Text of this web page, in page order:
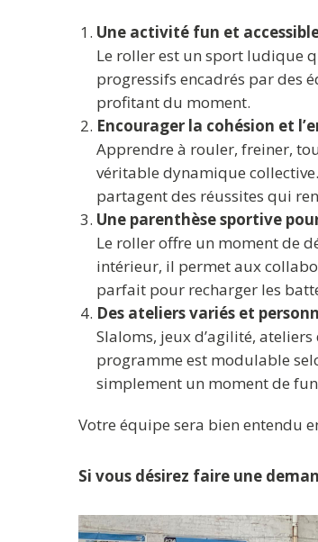
Une activité fun et
Le roller est un sport ludique
progressifs encadrés par des
profitant du moment.
Encourager la cohésion et
Apprendre à rouler, freiner,
véritable dynamique
partagent des réussites qui
Une parenthèse sportive
Le roller offre un moment de
intérieur, il permet aux
parfait pour recharger les
Des ateliers variés et
Slaloms, jeux d’agilité,
programme est modulable
simplement un moment de
Votre équipe sera bien entendu
Si vous désirez faire une